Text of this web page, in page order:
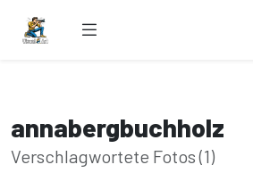
annabergbuchholz
Verschlagwortete Fotos (1)